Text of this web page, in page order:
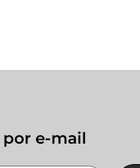
por e-mail